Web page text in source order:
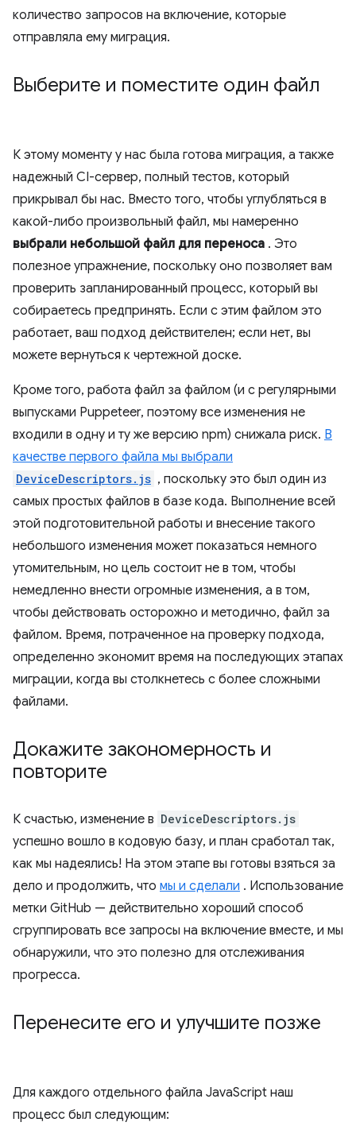
количество запросов на включение, которые
отправляла ему миграция.
Выберите и поместите один файл
К этому моменту у нас была готова миграция, а также
надежный CI-сервер, полный тестов, который
прикрывал бы нас. Вместо того, чтобы углубляться в
какой-либо произвольный файл, мы намеренно
выбрали небольшой файл для переноса . Это
полезное упражнение, поскольку оно позволяет вам
проверить запланированный процесс, который вы
собираетесь предпринять. Если с этим файлом это
работает, ваш подход действителен; если нет, вы
можете вернуться к чертежной доске.
Кроме того, работа файл за файлом (и с регулярными
выпусками Puppeteer, поэтому все изменения не
входили в одну и ту же версию npm) снижала риск. В
качестве первого файла мы выбрали
DeviceDescriptors.js , поскольку это был один из
самых простых файлов в базе кода. Выполнение всей
этой подготовительной работы и внесение такого
небольшого изменения может показаться немного
утомительным, но цель состоит не в том, чтобы
немедленно внести огромные изменения, а в том,
чтобы действовать осторожно и методично, файл за
файлом. Время, потраченное на проверку подхода,
определенно экономит время на последующих этапах
миграции, когда вы столкнетесь с более сложными
файлами.
Докажите закономерность и
повторите
К счастью, изменение в DeviceDescriptors.js
успешно вошло в кодовую базу, и план сработал так,
как мы надеялись! На этом этапе вы готовы взяться за
дело и продолжить, что мы и сделали . Использование
метки GitHub — действительно хороший способ
сгруппировать все запросы на включение вместе, и мы
обнаружили, что это полезно для отслеживания
прогресса.
Перенесите его и улучшите позже
Для каждого отдельного файла JavaScript наш
процесс был следующим: